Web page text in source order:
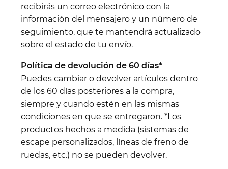
recibirás un correo electrónico con la
información del mensajero y un número de
seguimiento, que te mantendrá actualizado
sobre el estado de tu envío.
Política de devolución de 60 días*
Puedes cambiar o devolver artículos dentro
de los 60 días posteriores a la compra,
siempre y cuando estén en las mismas
condiciones en que se entregaron. *Los
productos hechos a medida (sistemas de
escape personalizados, líneas de freno de
ruedas, etc.) no se pueden devolver.